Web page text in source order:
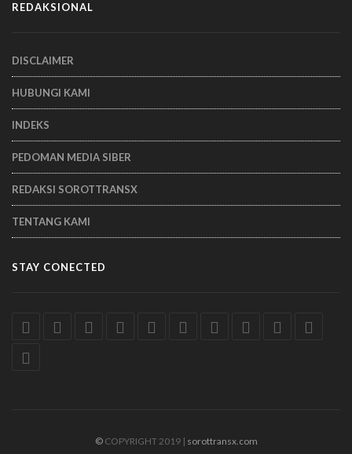
REDAKSIONAL
DISCLAIMER
HUBUNGI KAMI
INDEKS
PEDOMAN MEDIA SIBER
REDAKSI SOROTTRANSX
TENTANG KAMI
STAY CONECTED
©COPYRIGHT 2019 | sorottransx.com